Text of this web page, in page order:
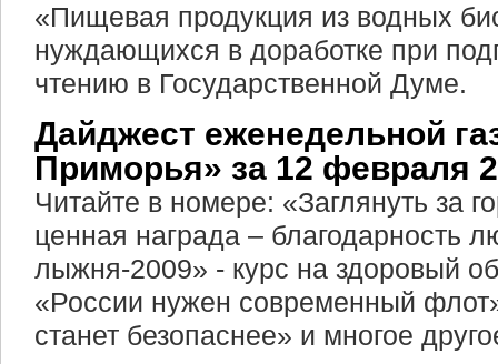
«Пищевая продукция из водных
нуждающихся в доработке при
чтению в Государственной Думе.
Дайджест еженедельной
Приморья» за 12 февраля
Читайте в номере: «Заглянуть за
ценная награда – благодарность
лыжня-2009» - курс на здоровый
«России нужен современный
станет безопаснее» и многое